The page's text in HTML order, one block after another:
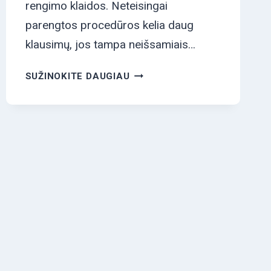
rengimo klaidos. Neteisingai
parengtos procedūros kelia daug
klausimų, jos tampa neišsamiais…
SUŽINOKITE DAUGIAUPENKIOS
PASITAIKANČIOS